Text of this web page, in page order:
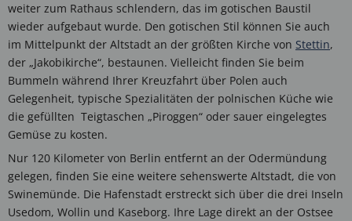
weiter zum Rathaus schlendern, das im gotischen Baustil
wieder aufgebaut wurde. Den gotischen Stil können Sie auch
im Mittelpunkt der Altstadt an der größten Kirche von Stettin,
der „Jakobikirche“, bestaunen. Vielleicht finden Sie beim
Bummeln während Ihrer Kreuzfahrt über Polen auch
Gelegenheit, typische Spezialitäten der polnischen Küche wie
die gefüllten Teigtaschen „Piroggen“ oder sauer eingelegtes
Gemüse zu kosten.
Nur 120 Kilometer von Berlin entfernt an der Odermündung
gelegen, finden Sie eine weitere sehenswerte Altstadt, die von
Swinemünde. Die Hafenstadt erstreckt sich über die drei Inseln
Usedom, Wollin und Kaseborg. Ihre Lage direkt an der Ostsee